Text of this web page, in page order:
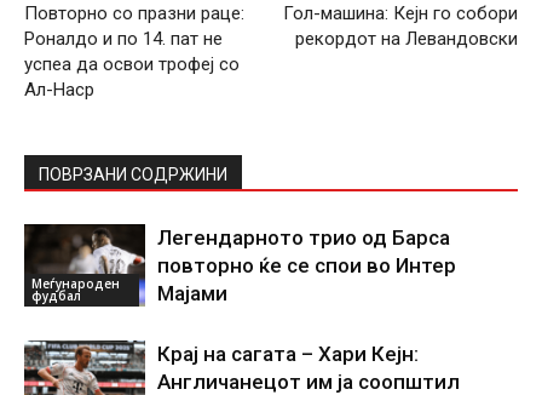
Повторно со празни раце:
Роналдо и по 14. пат не
успеа да освои трофеј со
Ал-Наср
Гол-машина: Кејн го собори
рекордот на Левандовски
ПОВРЗАНИ СОДРЖИНИ
Меѓународен
фудбал
Легендарното трио од Барса
повторно ќе се спои во Интер
Мајами
Крај на сагата – Хари Кејн:
Англичанецот им ја соопштил